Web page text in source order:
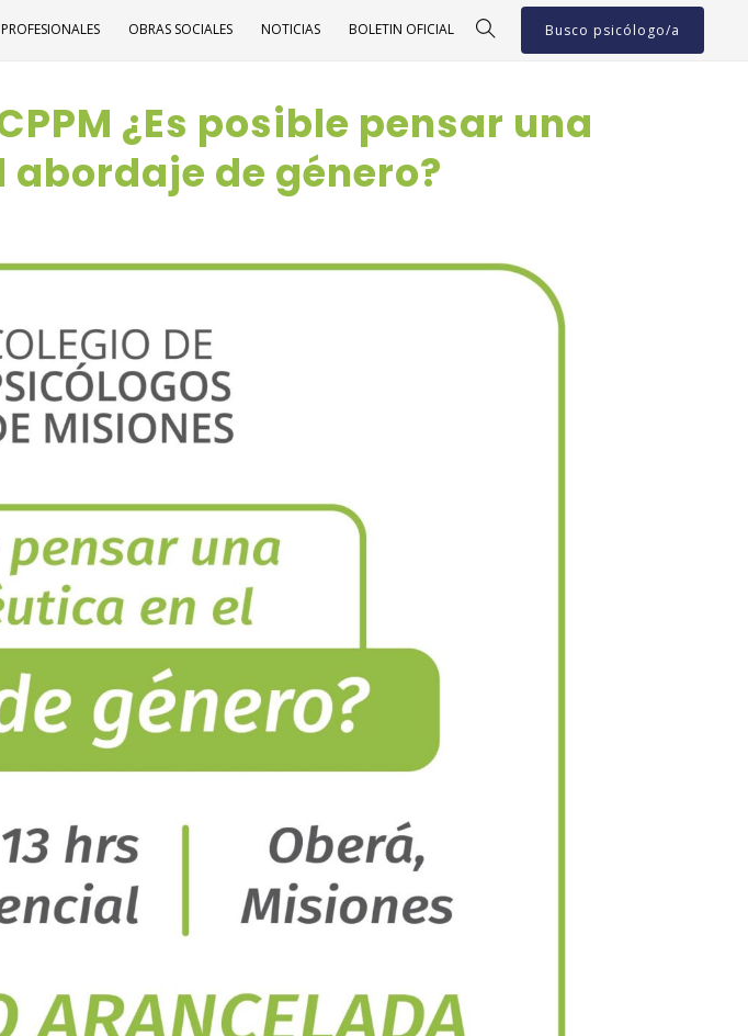
PROFESIONALES OBRAS SOCIALES NOTICIAS BOLETIN OFICIAL Busco psicólogo/a
¿Es posible pensar una
de género?